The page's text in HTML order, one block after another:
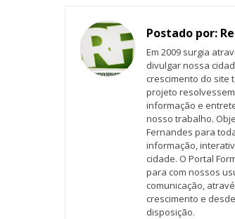
Postado por:
Em 2009 surgia
divulgar nossa
crescimento do site
projeto
informação e
nosso trabalho.
Fernandes para
informação,
cidade. O Portal
para com nossos
comunicação,
crescimento e
disposição.